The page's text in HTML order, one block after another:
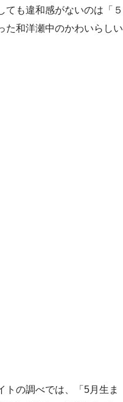
ても違和感がないのは「５
た和洋瀬中のかわいらしい
トの調べでは、「5月生ま